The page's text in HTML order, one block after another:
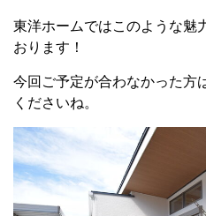
東洋ホームではこのような魅
おります！
今回ご予定が合わなかった方
くださいね。